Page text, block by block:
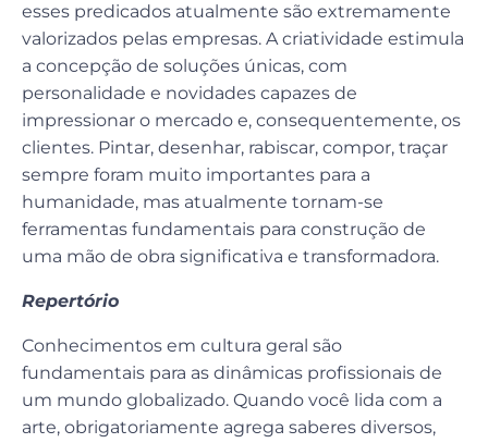
esses predicados atualmente são extremamente
valorizados pelas empresas. A criatividade estimula
a concepção de soluções únicas, com
personalidade e novidades capazes de
impressionar o mercado e, consequentemente, os
clientes. Pintar, desenhar, rabiscar, compor, traçar
sempre foram muito importantes para a
humanidade, mas atualmente tornam-se
ferramentas fundamentais para construção de
uma mão de obra significativa e transformadora.
Repertório
Conhecimentos em cultura geral são
fundamentais para as dinâmicas profissionais de
um mundo globalizado. Quando você lida com a
arte, obrigatoriamente agrega saberes diversos,